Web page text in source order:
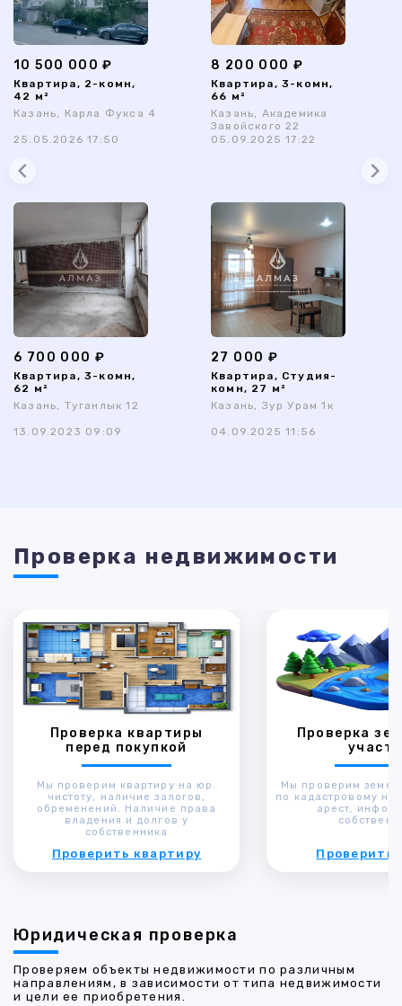
10 500 000 ₽
Квартира, 2-комн,
42 м²
Казань, Карла Фукса 4
25.05.2026 17:50
8 200 000 ₽
Квартира, 3-комн,
66 м²
Казань, Академика
Завойского 22
05.09.2025 17:22
6 700 000 ₽
Квартира, 3-комн,
62 м²
Казань, Туганлык 12
13.09.2023 09:09
27 000 ₽
Квартира, Студия-
комн, 27 м²
Казань, Зур Урам 1к
04.09.2025 11:56
Проверка недвижимости
Проверка квартиры
перед покупкой
Мы проверим квартиру на юр.
чистоту, наличие залогов,
обременений. Наличие права
владения и долгов у
собственника
Проверить квартиру
Проверка
Мы проверим
по кадастровому
арест,
Проверить
Юридическая проверка
Проверяем объекты недвижимости по различным
направлениям, в зависимости от типа недвижимости
и цели ее приобретения.